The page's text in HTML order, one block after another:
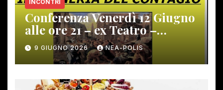
INCONTRI
Conferenza Venerdì 12 Giugno
alle ore 21 – ex Teatro –
Gambassi Terme –
9 GIUGNO 2026 NEA-POLIS